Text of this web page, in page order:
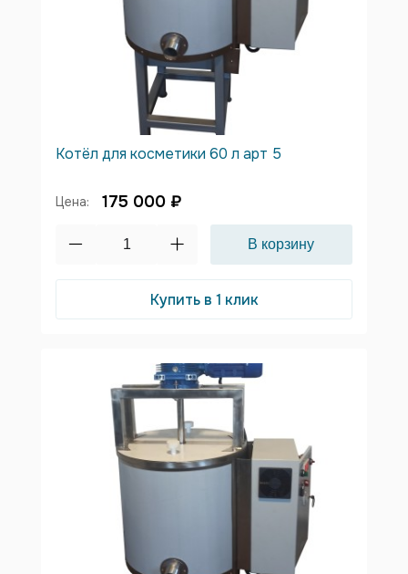
Котёл для косметики 60 л арт 5
Цена: 175 000 ₽
Купить в 1 клик